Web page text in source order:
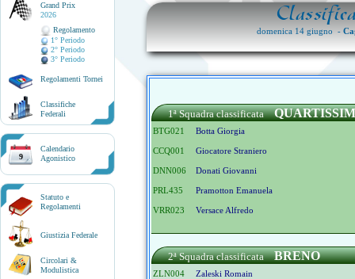
Grand Prix
2026
Regolamento
1° Periodo
2° Periodo
3° Periodo
Regolamenti Tornei
Classifiche
Federali
9
Calendario
Agonistico
Statuto e
Regolamenti
Giustizia Federale
Circolari &
Modulistica
domenica 14 giugno -
1ª Squadra classificata
BTG021 Botta Giorgia
CCQ001 Giocatore Straniero
DNN006 Donati Giovanni
PRL435 Pramotton Emanuela
VRR023 Versace Alfredo
2ª Squadra classificata BRENO
ZLN004 Zaleski Romain